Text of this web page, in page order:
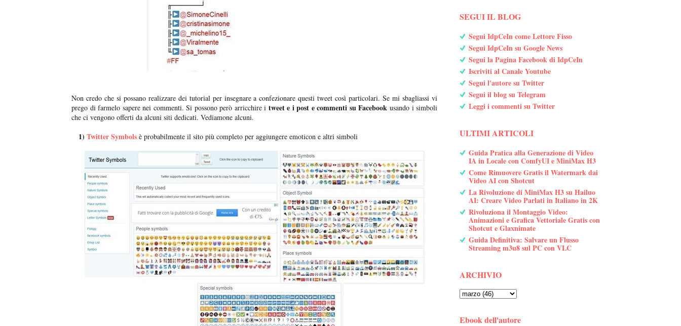
Non credo che si possano realizzare dei tutorial per insegnare a confezionare questi tweet così particolari. Se mi sbagliassi vi
prego di farmelo sapere nei commenti. Si possono però arricchire i tweet e i post e commenti su Facebook usando i simboli
che ci vengono offerti da alcuni siti dedicati. Vediamone alcuni.
1) Twitter Symbols è probabilmente il sito più completo per aggiungere emoticon e altri simboli
SEGUI IL BLOG
Segui IdpCeIn come Lettore Fisso
Segui IdpCeIn su Google News
Segui la Pagina Facebook di IdpCeIn
Iscriviti al Canale Youtube
Segui l'autore su Twitter
Segui il blog su Telegram
Leggi i commenti su Twitter
ULTIMI ARTICOLI
Guida Pratica alla Generazione di Video
IA in Locale con ComfyUI e MiniMax H3
Come Rimuovere Gratis il Watermark dai
Video AI con Shotcut
La Rivoluzione di MiniMax H3 su Hailuo
AI: Creare Video Parlati in Italiano in 2K
Rivoluziona il Montaggio Video:
Animazioni e Grafica Vettoriale Gratis con
Shotcut e Glaxnimate
Guida Definitiva: Salvare un Flusso
Streaming m3u8 sul PC con VLC
ARCHIVIO
Ebook dell'autore